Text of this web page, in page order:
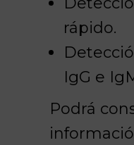
rápido.
IgG e
Podrá